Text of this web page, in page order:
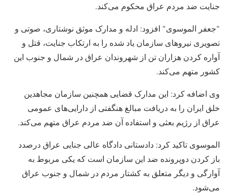
جنایت ضد مردم عراق محکوم می‌کند.
"جعفر الموسوی" افزود: ادله و مدارک موثق نوشتاری، صوتی و
تصویری نیروهای سازمان یاد شده را به ارتکاب جنایت، قتل و
آواره کردن هزاران تن از شهروندان عراق در شمال و جنوب این
کشور متهم می‌کند.
وی اضافه کرد: این مدارک قضایی همچنین سازمان مجاهدین
خلق ایران را به دریافت مبالغ هنگفتی از دارایی‌های عمومی
عراق از رژیم بعثی و استفاده آن ضد مردم عراق متهم می‌کند.
الموسوی تاکید کرد: دادستانی دادگاه عالی جنایی عراق درصدد
باز کردن دوپرونده ضد این سازمان است که یکی مربوط به
آوارگی و دیگر متعلق به کشتار مردم در شمال و جنوب عراق
می‌شود.